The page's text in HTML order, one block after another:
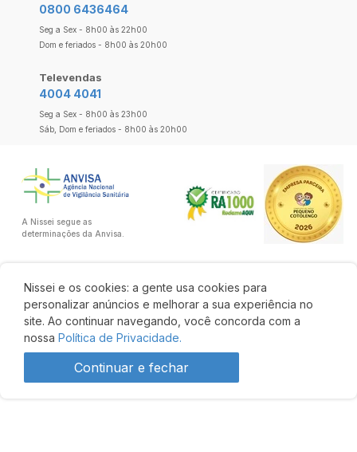
Nissei e os cookies: a gente usa cookies para
personalizar anúncios e melhorar a sua experiência no
site. Ao continuar navegando, você concorda com a
nossa Política de Privacidade.
Continuar e fechar
0800 6436464
Seg a Sex - 8h00 às 22h00
Dom e feriados - 8h00 às 20h00
Televendas
4004 4041
Seg a Sex - 8h00 às 23h00
Sáb, Dom e feriados - 8h00 às 20h00
A Nissei segue as
determinações da Anvisa.